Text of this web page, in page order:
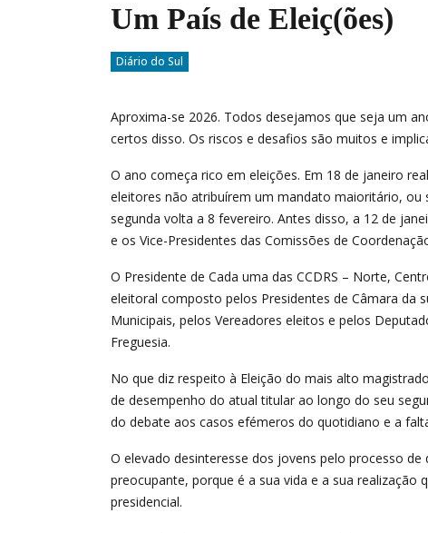
Um País de Eleiç(ões)
Diário do Sul
Aproxima-se 2026. Todos desejamos que seja um
certos disso. Os riscos e desafios são muitos e
O ano começa rico em eleições. Em 18 de janeiro
eleitores não atribuírem um mandato maioritário,
segunda volta a 8 fevereiro. Antes disso, a 12 de
e os Vice-Presidentes das Comissões de
O Presidente de Cada uma das CCDRS – Norte,
eleitoral composto pelos Presidentes de Câmara da
Municipais, pelos Vereadores eleitos e pelos
Freguesia.
No que diz respeito à Eleição do mais alto
de desempenho do atual titular ao longo do seu
do debate aos casos efémeros do quotidiano e a
O elevado desinteresse dos jovens pelo processo
preocupante, porque é a sua vida e a sua
presidencial.